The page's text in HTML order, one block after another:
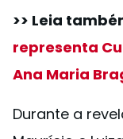
>> Leia
representa
Ana Maria
Durante a